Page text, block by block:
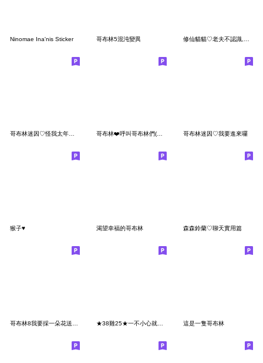
Ninomae Ina'nis Sticker 哥布林5混沌變異
哥布林迷因♡我要進來囉
猴子♥ 渴望幸福的哥布林 森森鈴蘭♡聊天實用篇
這是一隻哥布林